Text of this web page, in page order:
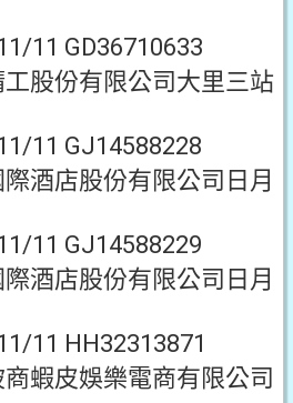
11 GD36710633
股份有限公司大里三站
11 GJ14588228
酒店股份有限公司日月
11 GJ14588229
酒店股份有限公司日月
11 HH32313871
蝦皮娛樂電商有限公司